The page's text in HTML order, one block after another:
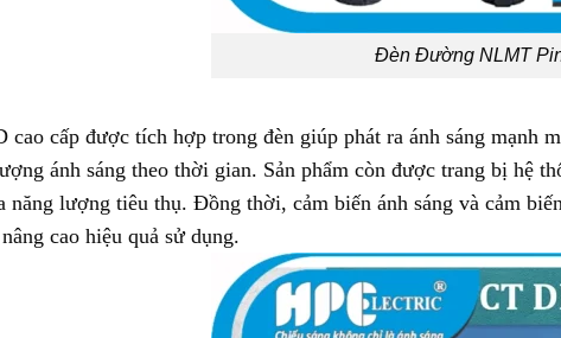
Đèn Đường NLMT
cao cấp được tích hợp trong đèn giúp phát ra ánh sáng mạnh
ánh sáng theo thời gian. Sản phẩm còn được trang bị
năng lượng tiêu thụ. Đồng thời, cảm biến ánh sáng và cảm
cao hiệu quả sử dụng.